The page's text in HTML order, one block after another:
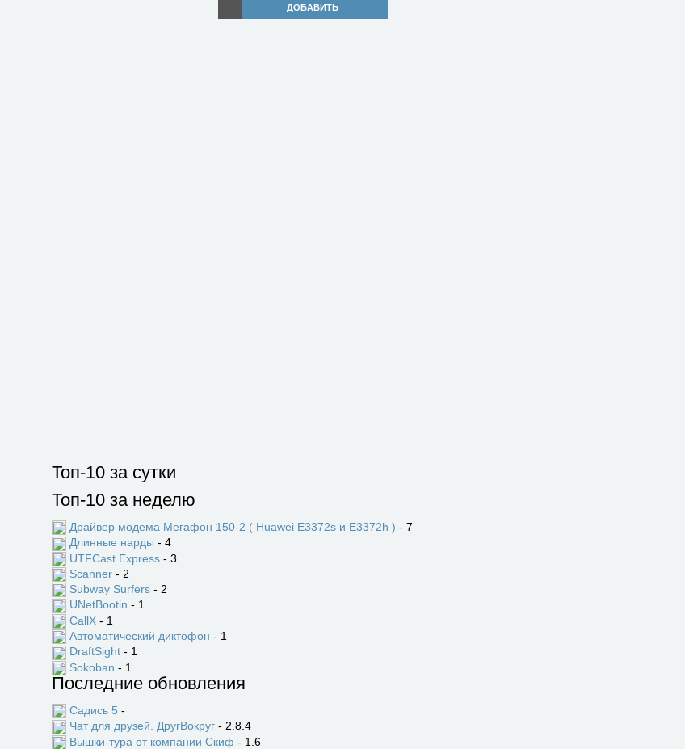
ДОБАВИТЬ
Топ-10 за сутки
Топ-10 за неделю
Драйвер модема Мегафон 150-2 ( Huawei E3372s и E3372h ) - 7
Длинные нарды - 4
UTFCast Express - 3
Scanner - 2
Subway Surfers - 2
UNetBootin - 1
CallX - 1
Автоматический диктофон - 1
DraftSight - 1
Sokoban - 1
Последние обновления
Садись 5 -
Чат для друзей. ДругВокруг - 2.8.4
Вышки-тура от компании Скиф - 1.6